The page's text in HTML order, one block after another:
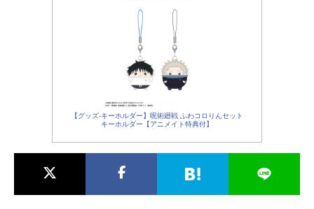
【グッズ-キーホルダー】呪術廻戦 ふわコロりんセット
キーホルダー【アニメイト特典付】